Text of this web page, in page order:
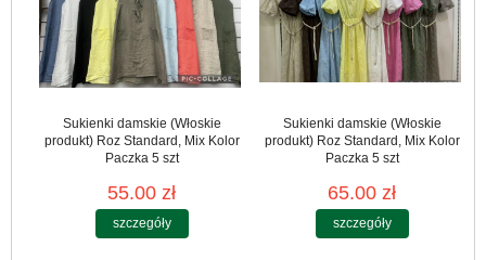
Sukienki damskie (Włoskie
produkt) Roz Standard, Mix Kolor
Paczka 5 szt
55.00 zł
szczegóły
Sukienki damskie (Włoskie
produkt) Roz Standard, Mix Kolor
Paczka 5 szt
65.00 zł
szczegóły